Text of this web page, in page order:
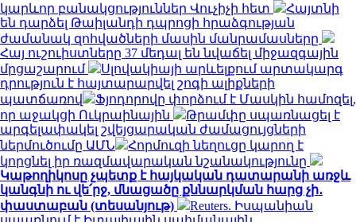
կարևոր բանակցություններ Վուչիչի հետ
Հայտնի
են դարձել Թաիլանդի դպրոցի հրաձգության
ժամանակ զոհվածների մասին մանրամասները
Հայ ուշուիստները 37 մեդալ են նվաճել միջազգային
մրցաշարում
Սլովակիայի արևելքում արտակարգ
դրություն է հայտարարվել շոգի ալիքների
պատճառով
Ֆյոդորովը փորձում է Մասկին համոզել,
որ աջակցի Ուկրաինային
Թրամփը սպառնացել է
արգելափակել շվեյցարական ժամացույցների
ներմուծումը ԱՄՆ
Հորմուզի նեղուցը կարող է
կորցնել իր ռազմավարական նշանակությունը
Կաթողիկոսը չպետք է հայկական դատարանի առջև
կանգնի ու վե՛րջ, մնացածը քննարկման հարց չի․
փաստաբան (տեսանյութ)
Reuters. Իսպանիան